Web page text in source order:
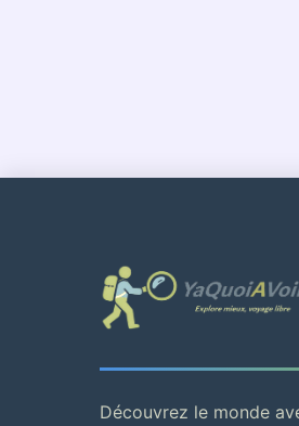
Découvrez le monde